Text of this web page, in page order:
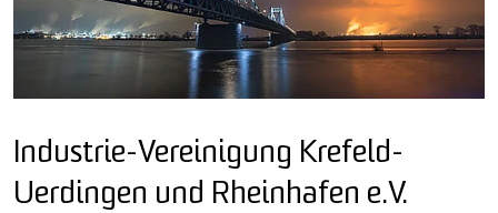
Industrie-Vereinigung Krefeld-
Uerdingen und Rheinhafen e.V.